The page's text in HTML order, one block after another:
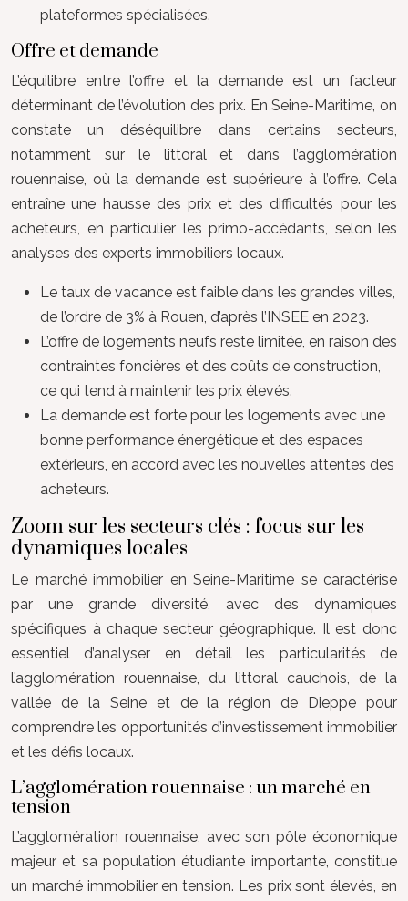
plateformes spécialisées.
Offre et demande
L’équilibre entre l’offre et la demande est un facteur
déterminant de l’évolution des prix. En Seine-Maritime, on
constate un déséquilibre dans certains secteurs,
notamment sur le littoral et dans l’agglomération
rouennaise, où la demande est supérieure à l’offre. Cela
entraîne une hausse des prix et des difficultés pour les
acheteurs, en particulier les primo-accédants, selon les
analyses des experts immobiliers locaux.
Le taux de vacance est faible dans les grandes villes,
de l’ordre de 3% à Rouen, d’après l’INSEE en 2023.
L’offre de logements neufs reste limitée, en raison des
contraintes foncières et des coûts de construction,
ce qui tend à maintenir les prix élevés.
La demande est forte pour les logements avec une
bonne performance énergétique et des espaces
extérieurs, en accord avec les nouvelles attentes des
acheteurs.
Zoom sur les secteurs clés : focus sur les
dynamiques locales
Le marché immobilier en Seine-Maritime se caractérise
par une grande diversité, avec des dynamiques
spécifiques à chaque secteur géographique. Il est donc
essentiel d’analyser en détail les particularités de
l’agglomération rouennaise, du littoral cauchois, de la
vallée de la Seine et de la région de Dieppe pour
comprendre les opportunités d’investissement immobilier
et les défis locaux.
L’agglomération rouennaise : un marché en
tension
L’agglomération rouennaise, avec son pôle économique
majeur et sa population étudiante importante, constitue
un marché immobilier en tension. Les prix sont élevés, en